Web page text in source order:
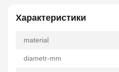
Характеристики
material
diametr-mm